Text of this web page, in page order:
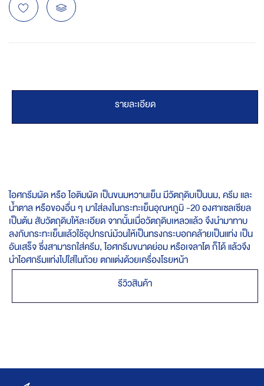
รายละเอียด
ไอศกรีมผัด หรือ ไอติมผัด เป็นขนมหวานเย็น มีวัตถุดิบเป็นนม, ครีม และ
น้ำตาล หรือของอื่น ๆ มาใส่ลงในกระทะเย็นอุณหภูมิ -20 องศาเซลเซียล
เป็นต้น สับวัตถุดิบให้ละเอียด จากนั้นเมื่อวัตถุดิบเหลวแล้ว จึงนำมาทาบ
ลงกับกระทะเย็นแล้วใช้อุปกรณ์ม้วนให้เป็นทรงกระบอกคล้ายเป็นแท่ง เป็น
อันเสร็จ ซึ่งสามารถใส่ครีม, ไอศกรีมขนาดย่อม หรือเจลาโต ก็ได้ แล้วจึง
นำไอศกรีมแท่งไปใส่ในถ้วย ตกแต่งด้วยเครื่องโรยหน้า
รีวิวสินค้า